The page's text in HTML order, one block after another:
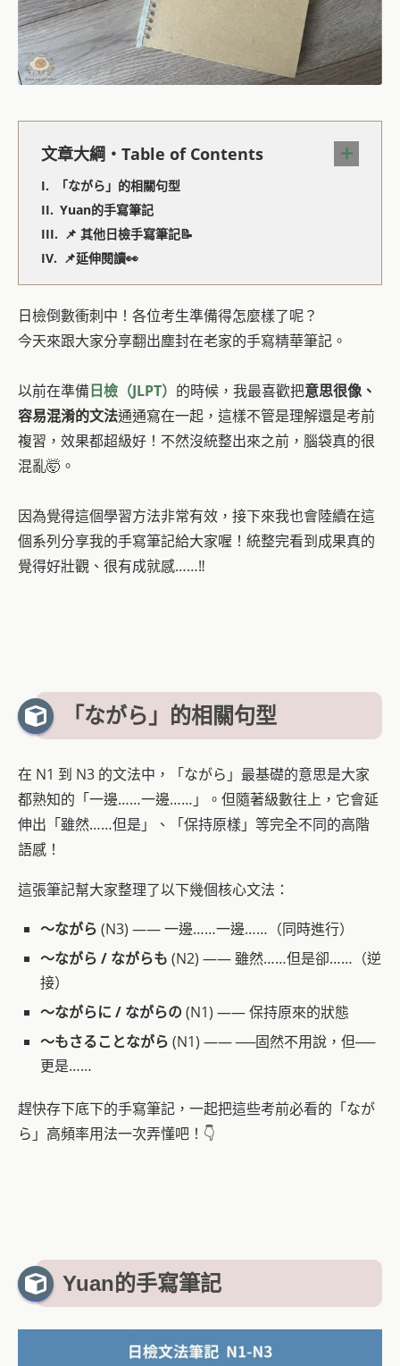
文章大綱・Table of Contents
「ながら」的相關句型
Yuan的手寫筆記
📌 其他日檢手寫筆記📝
📌延伸閱讀👀
日檢倒數衝刺中！各位考生準備得怎麼樣了呢？
今天來跟大家分享翻出塵封在老家的手寫精華筆記。
以前在準備日檢（JLPT） 的時候，我最喜歡把意思很像、
容易混淆的文法通通寫在一起，這樣不管是理解還是考前
複習，效果都超級好！不然沒統整出來之前，腦袋真的很
混亂🤯。
因為覺得這個學習方法非常有效，接下來我也會陸續在這
個系列分享我的手寫筆記給大家喔！統整完看到成果真的
覺得好壯觀、很有成就感……‼︎
「ながら」的相關句型
在 N1 到 N3 的文法中，「ながら」最基礎的意思是大家
都熟知的「一邊……一邊……」。但隨著級數往上，它會延
伸出「雖然……但是」、「保持原樣」等完全不同的高階
語感！
這張筆記幫大家整理了以下幾個核心文法：
～ながら (N3) —— 一邊……一邊……（同時進行）
～ながら / ながらも (N2) —— 雖然……但是卻……（逆
接）
～ながらに / ながらの (N1) —— 保持原來的狀態
～もさることながら (N1) —— ──固然不用說，但──
更是……
趕快存下底下的手寫筆記，一起把這些考前必看的「なが
ら」高頻率用法一次弄懂吧！👇
Yuan的手寫筆記